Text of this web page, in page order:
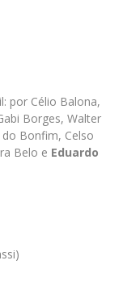
por Célio Balona,
Borges, Walter
Bonfim, Celso
Belo e Eduardo